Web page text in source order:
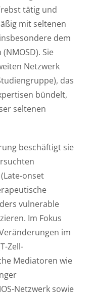
tätig und
mit seltenen
dem
Sie
Netzwerk
das
bündelt,
seltenen
beschäftigt sie
onset
vulnerable
Im Fokus
im
Zell-
Mediatoren wie
Netzwerk sowie